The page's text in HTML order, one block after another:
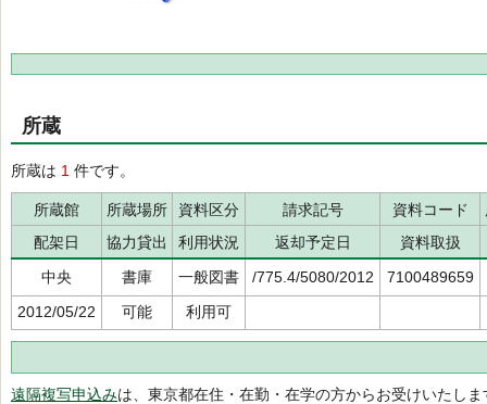
所蔵
所蔵は 1 件です。
所蔵館 所蔵場所 資料区分 請求記号 資料コード
配架日
協力貸出 利用状況 返却予定日
資料取扱
中央
書庫 一般図書 /775.4/5080/2012
7100489659
2012/05/22
可能 利用可
遠隔複写申込みは、東京都在住・在勤・在学の方からお受けいたしま